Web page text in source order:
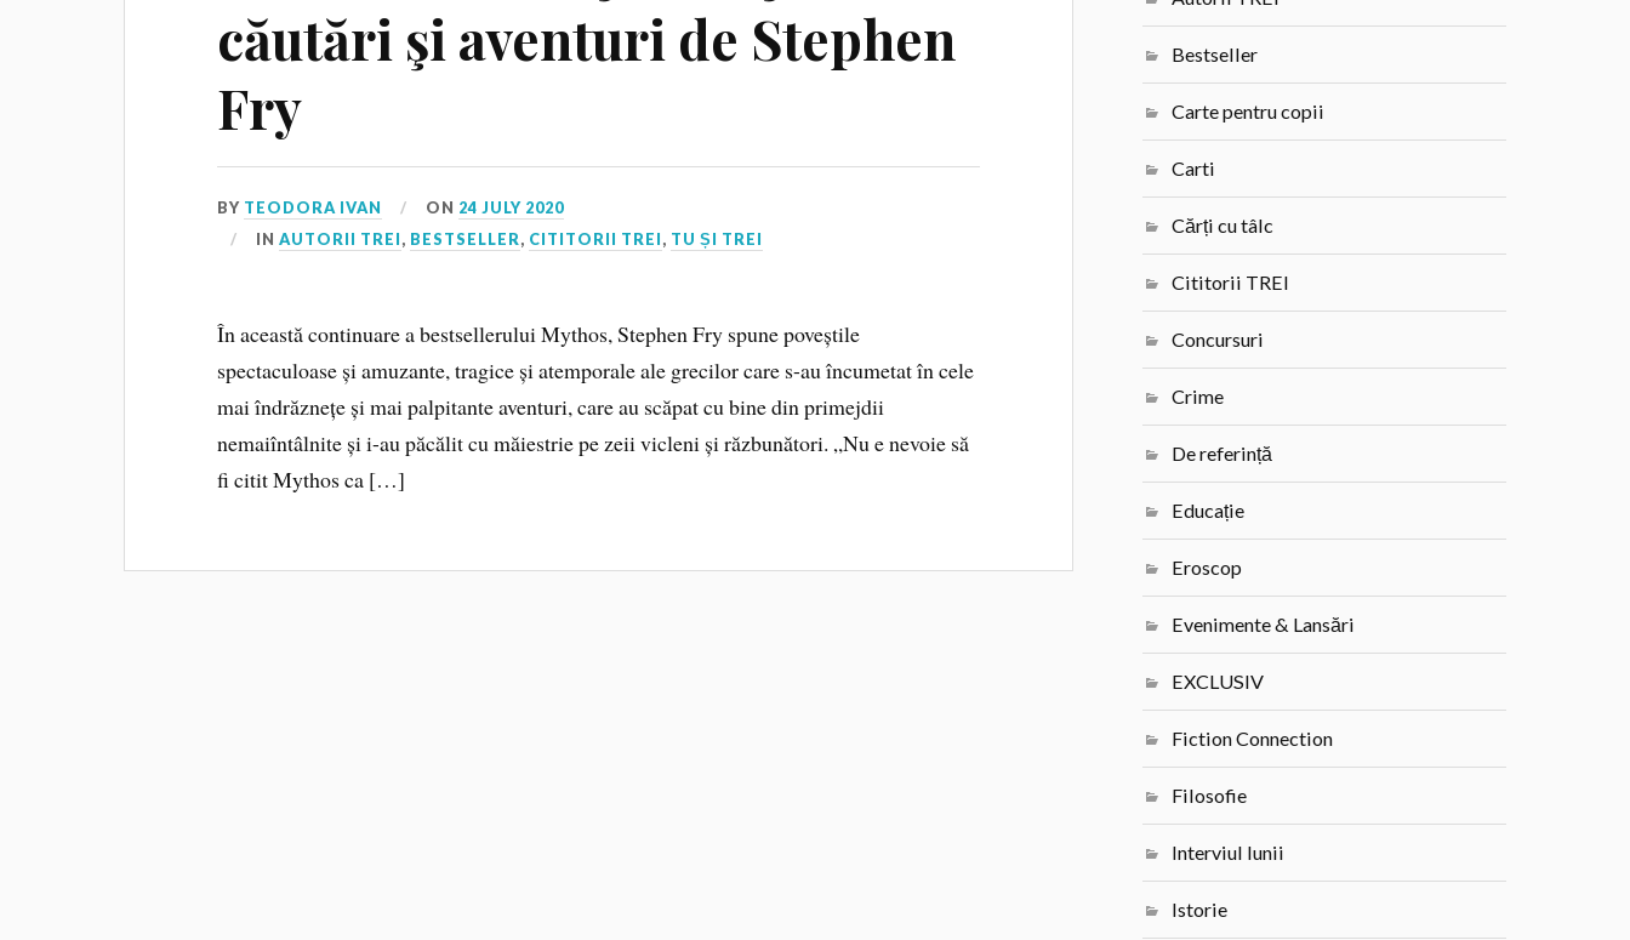
căutări şi aventuri de Stephen
Fry
BY TEODORA IVAN ON 24 JULY 2020
INAUTORII TREI, BESTSELLER, CITITORII TREI, TU ȘI TREI
În această continuare a bestsellerului Mythos, Stephen Fry spune poveștile
spectaculoase și amuzante, tragice și atemporale ale grecilor care s-au încumetat în cele
mai îndrăznețe și mai palpitante aventuri, care au scăpat cu bine din primejdii
nemaiîntâlnite și i-au păcălit cu măiestrie pe zeii vicleni și răzbunători. „Nu e nevoie să
fi citit Mythos ca […]
Bestseller
Carte pentru copii
Carti
Cărți cu tâlc
Cititorii TREI
Concursuri
Crime
De referință
Educație
Eroscop
Evenimente & Lansări
EXCLUSIV
Fiction Connection
Filosofie
Interviul lunii
Istorie